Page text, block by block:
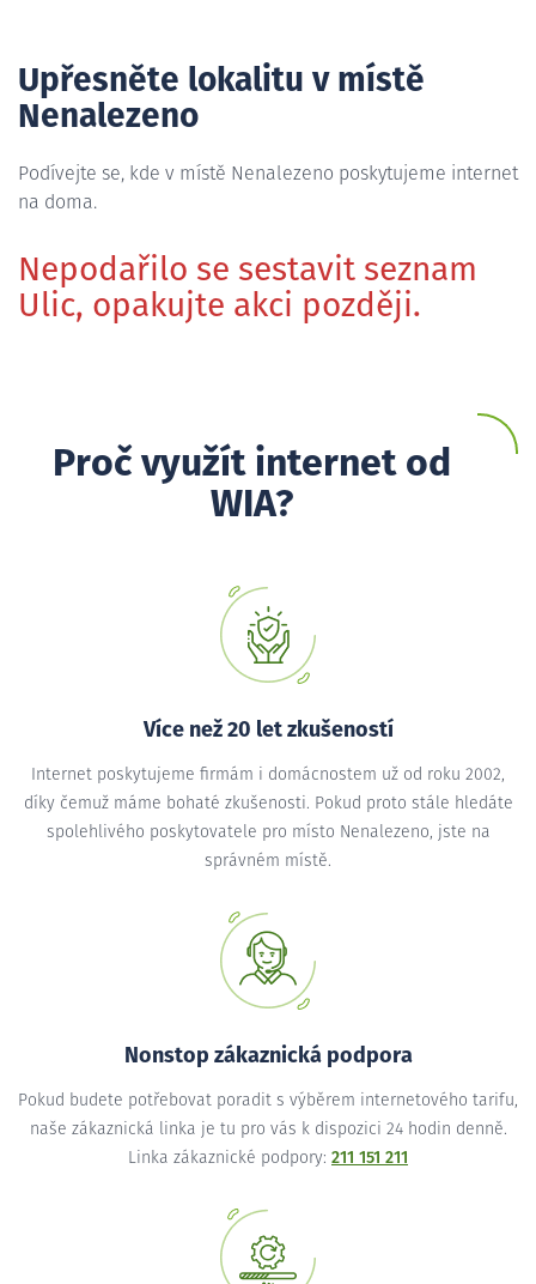
Upřesněte lokalitu v místě
Nenalezeno
Podívejte se, kde v místě Nenalezeno poskytujeme internet
na doma.
Nepodařilo se sestavit seznam
Ulic, opakujte akci později.
Proč využít internet od
WIA?
Více než 20 let zkušeností
Internet poskytujeme firmám i domácnostem už od roku 2002,
díky čemuž máme bohaté zkušenosti. Pokud proto stále hledáte
spolehlivého poskytovatele pro místo Nenalezeno, jste na
správném místě.
Nonstop zákaznická podpora
Pokud budete potřebovat poradit s výběrem internetového tarifu,
naše zákaznická linka je tu pro vás k dispozici 24 hodin denně.
Linka zákaznické podpory: 211 151 211